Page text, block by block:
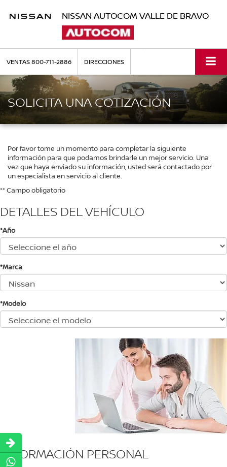
NISSAN AUTOCOM VALLE DE BRAVO
VENTAS800-711-2886 DIRECCIONES
SOLICITA UNA COTIZACIÓN
Por favor tome un momento para completar la siguiente
información para que podamos brindarle un mejor servicio. Una
vez que haya enviado su información, usted será contactado por
un especialista en servicio al cliente.
** Campo obligatorio
DETALLES DEL VEHÍCULO
*Año
*Marca
*Modelo
INFORMACIÓN PERSONAL